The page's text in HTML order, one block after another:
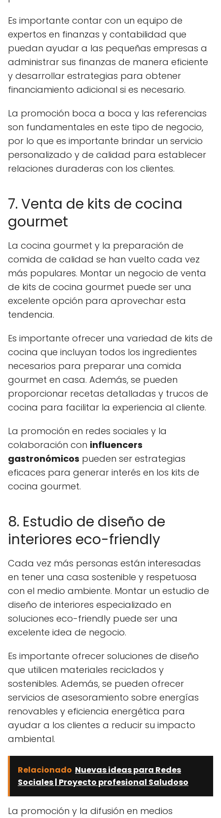
Es importante contar con un equipo de
expertos en finanzas y contabilidad que
puedan ayudar a las pequeñas empresas a
administrar sus finanzas de manera eficiente
y desarrollar estrategias para obtener
financiamiento adicional si es necesario.
La promoción boca a boca y las referencias
son fundamentales en este tipo de negocio,
por lo que es importante brindar un servicio
personalizado y de calidad para establecer
relaciones duraderas con los clientes.
7. Venta de kits de cocina
gourmet
La cocina gourmet y la preparación de
comida de calidad se han vuelto cada vez
más populares. Montar un negocio de venta
de kits de cocina gourmet puede ser una
excelente opción para aprovechar esta
tendencia.
Es importante ofrecer una variedad de kits de
cocina que incluyan todos los ingredientes
necesarios para preparar una comida
gourmet en casa. Además, se pueden
proporcionar recetas detalladas y trucos de
cocina para facilitar la experiencia al cliente.
La promoción en redes sociales y la
colaboración con influencers
gastronómicos pueden ser estrategias
eficaces para generar interés en los kits de
cocina gourmet.
8. Estudio de diseño de
interiores eco-friendly
Cada vez más personas están interesadas
en tener una casa sostenible y respetuosa
con el medio ambiente. Montar un estudio de
diseño de interiores especializado en
soluciones eco-friendly puede ser una
excelente idea de negocio.
Es importante ofrecer soluciones de diseño
que utilicen materiales reciclados y
sostenibles. Además, se pueden ofrecer
servicios de asesoramiento sobre energías
renovables y eficiencia energética para
ayudar a los clientes a reducir su impacto
ambiental.
Relacionado Nuevas ideas para Redes
Sociales | Proyecto profesional Saludoso
La promoción y la difusión en medios